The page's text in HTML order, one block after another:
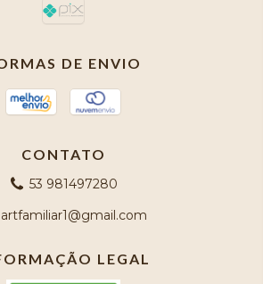
DE ENVIO
CONTATO
53 981497280
artfamiliar1@gmail.com
LEGAL